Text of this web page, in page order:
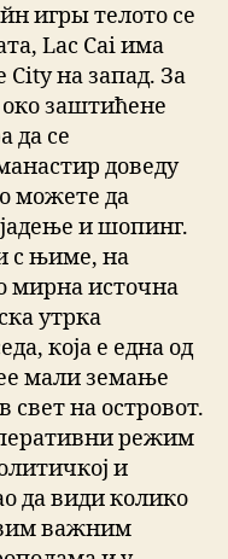
игры телото се
Lac Cai има
City на запад. За
заштићене
да се
доведу
можете да
и шопинг.
с њиме, на
мирна источна
утрка
која е една од
мали земање
свет на островот.
режим
и
да види колико
важним